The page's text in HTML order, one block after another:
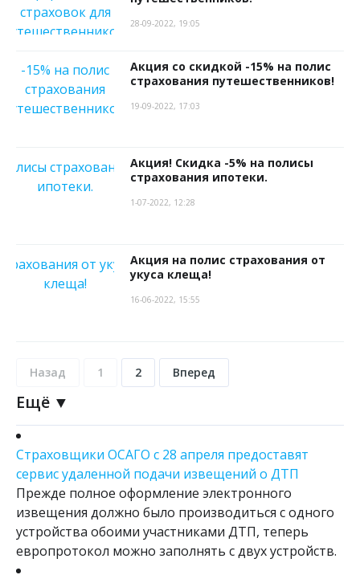
28-09-2022, 19:05
Акция со скидкой -15% на полис
страхования путешественников!
19-09-2022, 17:03
Акция! Скидка -5% на полисы
страхования ипотеки.
1-07-2022, 12:28
Акция на полис страхования от
укуса клеща!
16-06-2022, 15:55
Назад 1 2 Вперед
Ещё ▼
Страховщики ОСАГО с 28 апреля предоставят
сервис удаленной подачи извещений о ДТП
Прежде полное оформление электронного
извещения должно было производиться с одного
устройства обоими участниками ДТП, теперь
европротокол можно заполнять с двух устройств.